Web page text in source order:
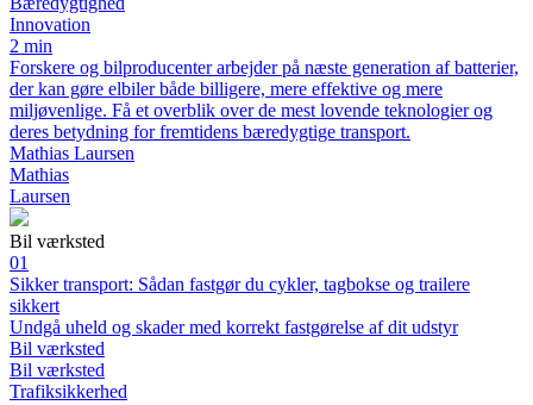
Innovation
2 min
Forskere og bilproducenter arbejder på næste generation af batterier,
der kan gøre elbiler både billigere, mere effektive og mere
miljøvenlige. Få et overblik over de mest lovende teknologier og
deres betydning for fremtidens bæredygtige transport.
Mathias Laursen
Mathias
Laursen
Bil værksted
01
Sikker transport: Sådan fastgør du cykler, tagbokse og trailere
sikkert
Undgå uheld og skader med korrekt fastgørelse af dit udstyr
Bil værksted
Bil værksted
Trafiksikkerhed